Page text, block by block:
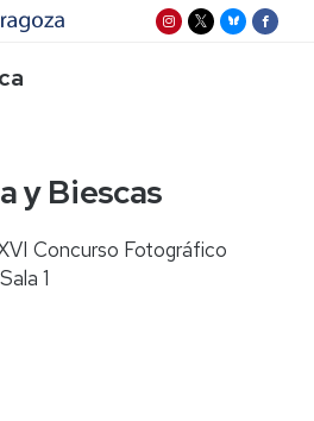
y Biescas
Concurso Fotográfico
1